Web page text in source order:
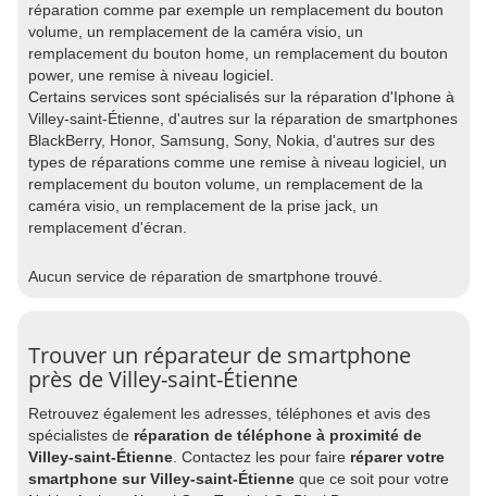
réparation comme par exemple un remplacement du bouton
volume, un remplacement de la caméra visio, un
remplacement du bouton home, un remplacement du bouton
power, une remise à niveau logiciel.
Certains services sont spécialisés sur la réparation d'Iphone à
Villey-saint-Étienne, d'autres sur la réparation de smartphones
BlackBerry, Honor, Samsung, Sony, Nokia, d'autres sur des
types de réparations comme une remise à niveau logiciel, un
remplacement du bouton volume, un remplacement de la
caméra visio, un remplacement de la prise jack, un
remplacement d'écran.
Aucun service de réparation de smartphone trouvé.
Trouver un réparateur de smartphone
près de Villey-saint-Étienne
Retrouvez également les adresses, téléphones et avis des
spécialistes de réparation de téléphone à proximité de
Villey-saint-Étienne . Contactez les pour faire réparer votre
smartphone sur Villey-saint-Étienne que ce soit pour votre